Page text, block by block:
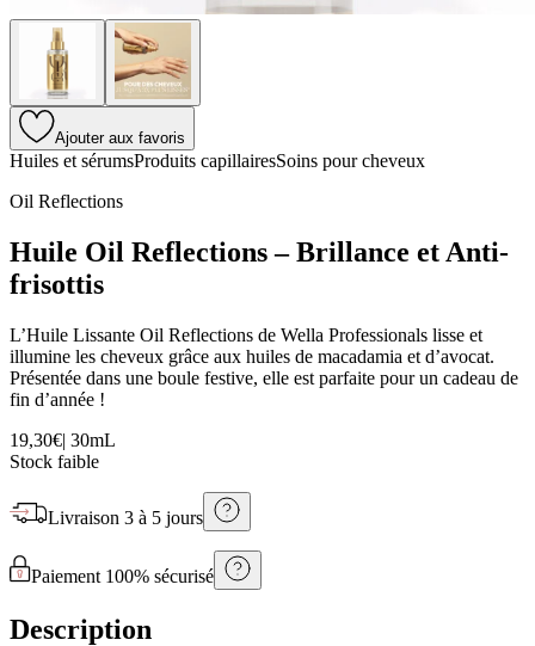
Ajouter aux favoris
Huiles et sérumsProduits capillairesSoins pour cheveux
Oil Reflections
Huile Oil Reflections – Brillance et Anti-
frisottis
L’Huile Lissante Oil Reflections de Wella Professionals lisse et
illumine les cheveux grâce aux huiles de macadamia et d’avocat.
Présentée dans une boule festive, elle est parfaite pour un cadeau de
fin d’année !
19,30€| 30mL
Stock faible
Livraison 3 à 5 jours
Paiement 100% sécurisé
Description